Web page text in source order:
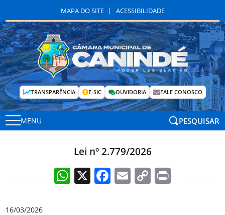
MAPA DO SITE ACESSIBILIDADE
TRANSPARÊNCIA E-SIC OUVIDORIA FALE CONOSCO
MENU PESQUISAR
Lei nº 2.779/2026
WhatsApp
X Facebook
EmailCopyPrint
16/03/2026